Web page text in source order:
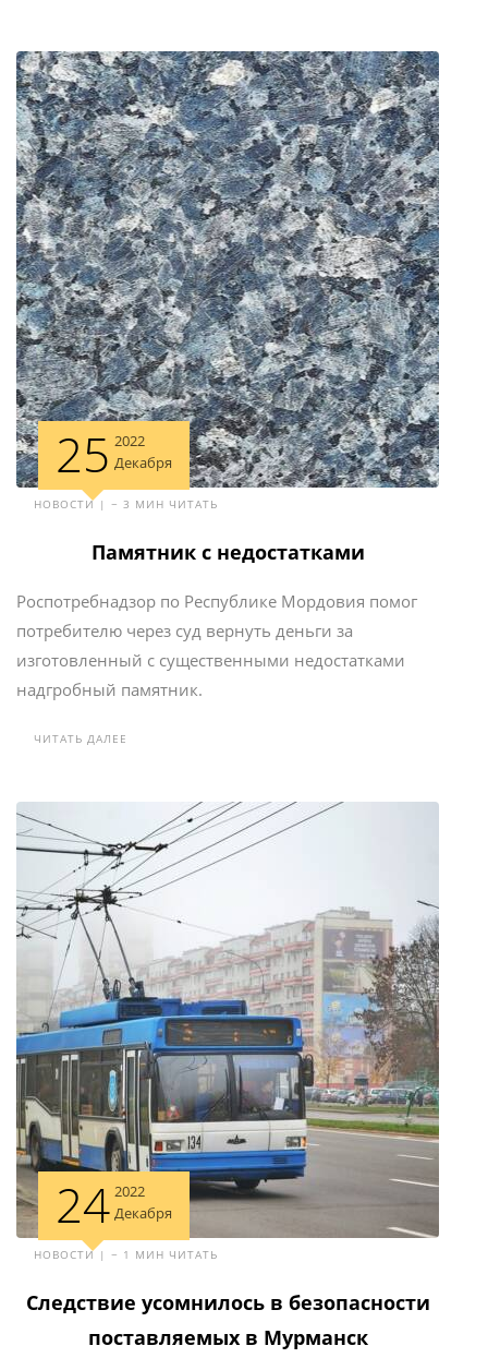
25 2022
Декабря
НОВОСТИ | ~ 3 МИН ЧИТАТЬ
Памятник с недостатками
Роспотребнадзор по Республике Мордовия помог
потребителю через суд вернуть деньги за
изготовленный с существенными недостатками
надгробный памятник.
ЧИТАТЬ ДАЛЕЕ
24 2022
Декабря
НОВОСТИ | ~ 1 МИН ЧИТАТЬ
Следствие усомнилось в безопасности
поставляемых в Мурманск